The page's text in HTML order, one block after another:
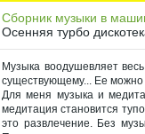
Сборник музыки в
Осенняя турбо
Музыка воодушевляет
существующему... Ее можно
Для меня музыка и
медитация становится
это развлечение. Без